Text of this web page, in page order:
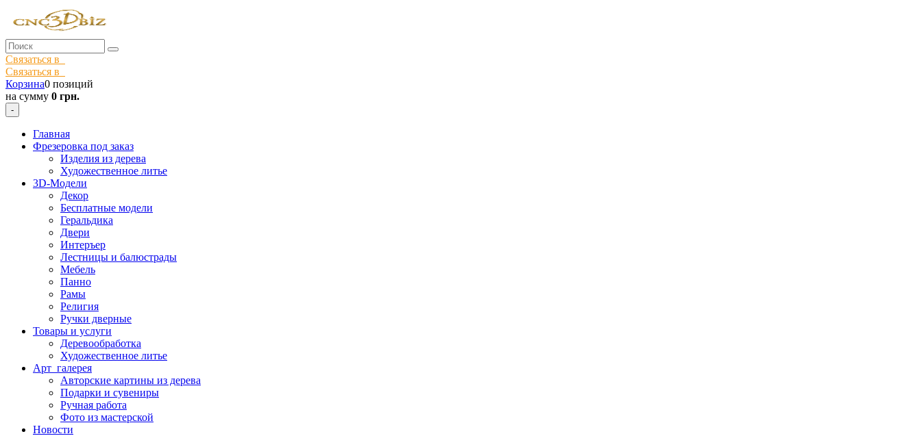
Связаться в
Связаться в
Корзина0 позиций
на сумму 0 грн.
-
Главная
Фрезеровка под заказ
Изделия из дерева
Художественное литье
3D-Модели
Декор
Бесплатные модели
Геральдика
Двери
Интеръер
Лестницы и балюстрады
Мебель
Панно
Рамы
Религия
Ручки дверные
Товары и услуги
Деревообработка
Художественное литье
Арт галерея
Авторские картины из дерева
Подарки и сувениры
Ручная работа
Фото из мастерской
Новости